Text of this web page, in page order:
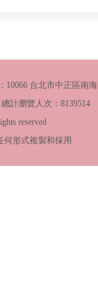
10066 台北市中正區南
計瀏覽人次： 8139514
reserved
何形式複製和採用